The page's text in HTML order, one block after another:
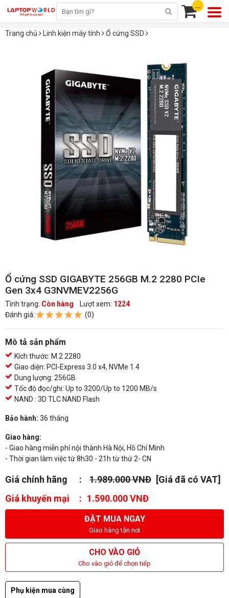
...
Trang chủ Linh kiện máy tính Ổ cứng SSD
Ổ cứng SSD GIGABYTE 256GB M.2 2280 PCIe
Gen 3x4 G3NVMEV2256G
Tình trạng: Còn hàng Lượt xem: 1224
Đánh giá:
(0)
Mô tả sản phẩm
Kích thước: M.2 2280
Giao diện: PCI-Express 3.0 x4, NVMe 1.4
Dung lượng: 256GB
Tốc độ đọc/ghi: Up to 3200/Up to 1200 MB/s
NAND : 3D TLC NAND Flash
Bảo hành: 36 tháng
Giao hàng:
- Giao hàng miễn phí nội thành Hà Nội, Hồ Chí Minh
- Thời gian làm việc từ 8h30 - 21h từ thứ 2- CN
Giá chính hãng 1.989.000 VNĐ [Giá đã có VAT]
Giá khuyến mại
1.590.000 VNĐ
ĐẶT MUA NGAY
Giao hàng tận nơi
CHO VÀO GIỎ
Cho vào giỏ để chọn tiếp
Phụ kiện mua cùng